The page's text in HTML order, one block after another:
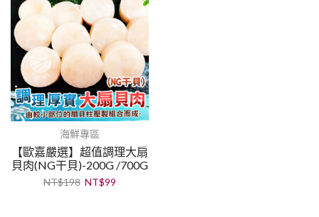
海鮮專區
【歐嘉嚴選】超值調理大扇
貝肉(NG干貝)-200G /700G
NT$198 NT$99